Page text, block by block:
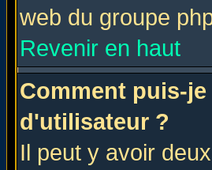
web du groupe
Revenir en haut
Comment puis-
d'utilisateur ?
Il peut y avoir